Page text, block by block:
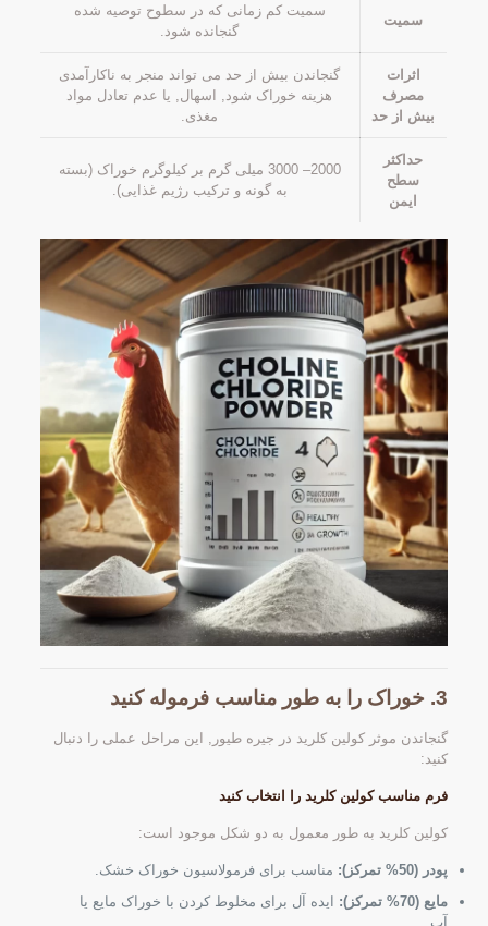
سمیت
سمیت کم زمانی که در سطوح توصیه شده
گنجانده شود.
اثرات
مصرف
بیش از حد
گنجاندن بیش از حد می تواند منجر به ناکارآمدی
هزینه خوراک شود, اسهال, یا عدم تعادل مواد
مغذی.
حداکثر
سطح
ایمن
2000– 3000 میلی گرم بر کیلوگرم خوراک (بسته
به گونه و ترکیب رژیم غذایی).
3. خوراک را به طور مناسب فرموله کنید
گنجاندن موثر کولین کلرید در جیره طیور, این مراحل عملی را دنبال
کنید:
فرم مناسب کولین کلرید را انتخاب کنید
کولین کلرید به طور معمول به دو شکل موجود است:
پودر (50% تمرکز):
مناسب برای فرمولاسیون خوراک خشک.
مایع (70% تمرکز):
ایده آل برای مخلوط کردن با خوراک مایع یا
آب.